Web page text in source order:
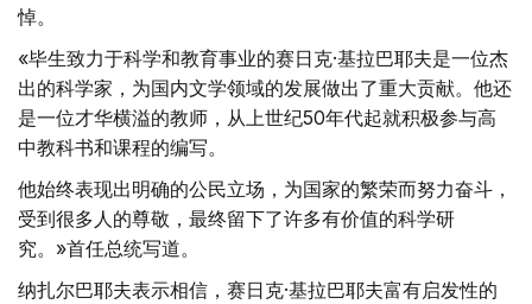
悼。
«毕生致力于科学和教育事业的赛日克·基拉巴耶夫是一位杰
出的科学家，为国内文学领域的发展做出了重大贡献。他还
是一位才华横溢的教师，从上世纪50年代起就积极参与高
中教科书和课程的编写。
他始终表现出明确的公民立场，为国家的繁荣而努力奋斗，
受到很多人的尊敬，最终留下了许多有价值的科学研
究。»首任总统写道。
纳扎尔巴耶夫表示相信，赛日克·基拉巴耶夫富有启发性的